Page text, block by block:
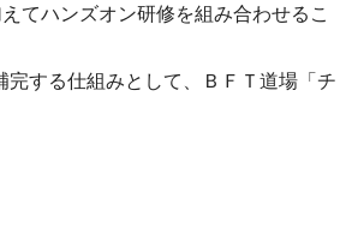
てハンズオン研修を組み合わせるこ
する仕組みとして、ＢＦＴ道場「チ